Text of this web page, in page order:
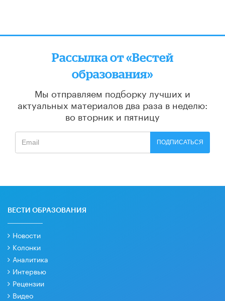
Рассылка от «Вестей
образования»
Мы отправляем подборку лучших и
актуальных материалов два раза в неделю:
во вторник и пятницу
ПОДПИСАТЬСЯ
ВЕСТИ ОБРАЗОВАНИЯ
Новости
Колонки
Аналитика
Интервью
Рецензии
Видео